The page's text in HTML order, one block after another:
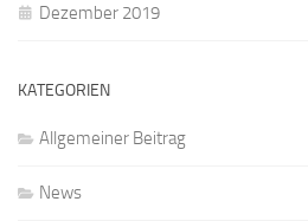
Dezember 2019
KATEGORIEN
Allgemeiner Beitrag
News